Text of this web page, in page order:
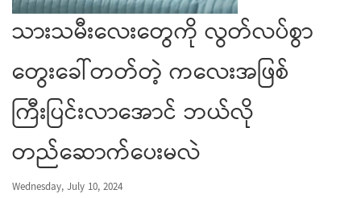
သားသမီးလေးတွေကို လွတ်လပ်စွာ
တွေးခေါ်တတ်တဲ့ ကလေးအဖြစ်
ကြီးပြင်းလာအောင် ဘယ်လို
တည်ဆောက်ပေးမလဲ
Wednesday, July 10, 2024